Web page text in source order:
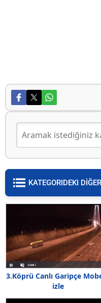
KATEGORIDEKI
3.Köprü Canlı Garipçe
izle